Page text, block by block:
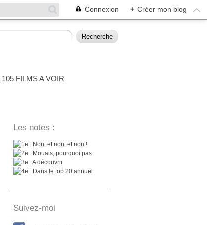
Connexion + Créer mon blog
105 FILMS A VOIR
Les notes :
: Non, et non, et non !
: Mouais, pourquoi pas
: A découvrir
: Dans le top 20 annuel
Suivez-moi